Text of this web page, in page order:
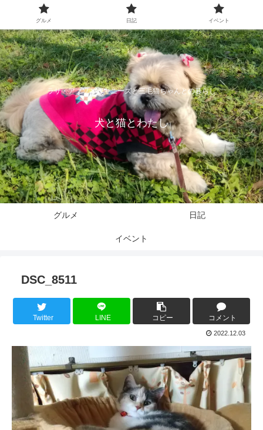
ラサ・アプソとペキニーズと三毛猫ちゃんとの暮らし
犬と猫とわたし
グルメ 日記
イベント
DSC_8511
Twitter LINE コピー コメント
2022.12.03
グルメ 日記 イベント